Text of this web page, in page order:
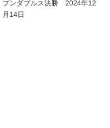
プンダブルス決勝 2024年12
月14日